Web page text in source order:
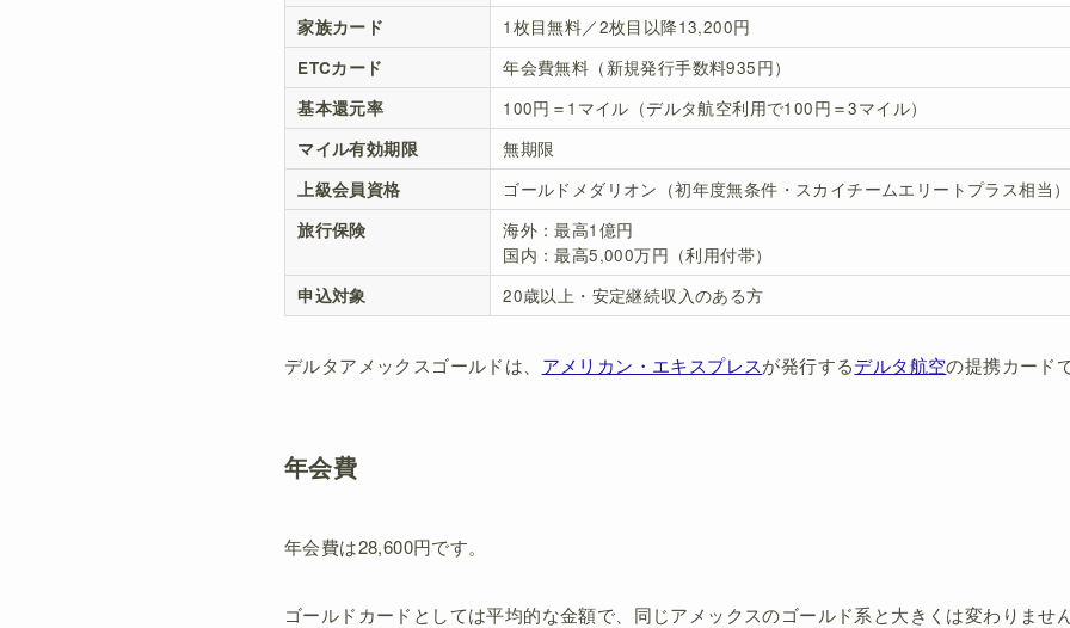
家族カード
1枚目無料／2枚目以降13,200円
ETCカード
年会費無料（新規発行手数料935円）
基本還元率
100円＝1マイル（デルタ航空利用で100円＝3マイル）
マイル有効期限
無期限
上級会員資格
ゴールドメダリオン（初年度無条件・スカイチームエリートプラス相当）
旅行保険
海外：最高1億円
国内：最高5,000万円（利用付帯）
申込対象
20歳以上・安定継続収入のある方
デルタアメックスゴールドは、 アメリカン・エキスプレスが発行するデルタ航空の提携カード
年会費
年会費は28,600円です。
ゴールドカードとしては平均的な金額で、同じアメックスのゴールド系と大きくは変わりませ